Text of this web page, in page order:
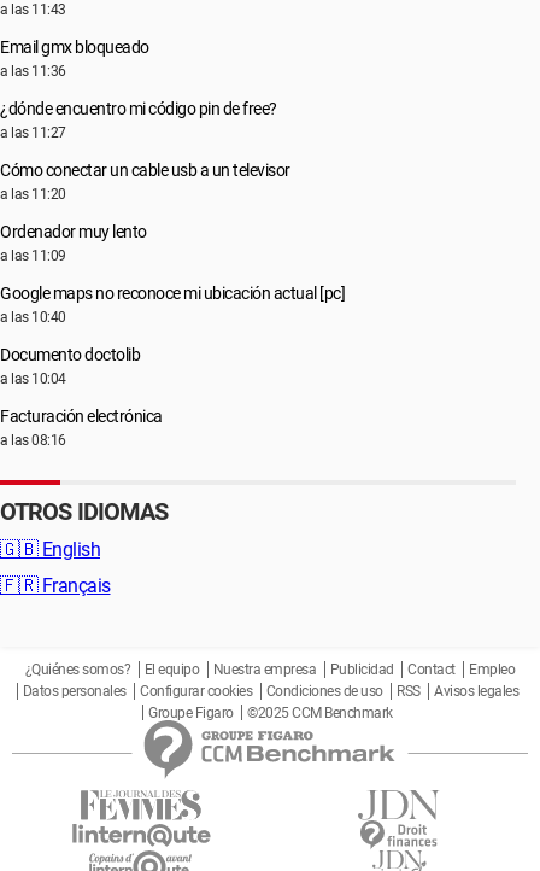
a las 11:43
Email gmx bloqueado
a las 11:36
¿dónde encuentro mi código pin de free?
a las 11:27
Cómo conectar un cable usb a un televisor
a las 11:20
Ordenador muy lento
a las 11:09
Google maps no reconoce mi ubicación actual [pc]
a las 10:40
Documento doctolib
a las 10:04
Facturación electrónica
a las 08:16
OTROS IDIOMAS
🇬🇧 English
🇫🇷 Français
¿Quiénes somos? El equipo Nuestra empresa Publicidad Contact
Empleo
Datos personales
Configurar cookies Condiciones de uso RSS
Avisos legales
Groupe Figaro
©2025 CCM Benchmark